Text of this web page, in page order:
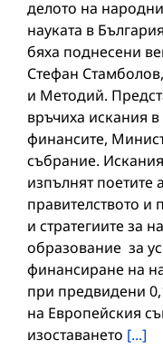
делото на
науката в
бяха поднесени
Стефан
и Методий.
връчиха искания
финансите,
събрание.
изпълнят поетите
правителството и
и стратегиите за
образование за
финансиране на
при предвидени
на Европейския
изоставането [...]